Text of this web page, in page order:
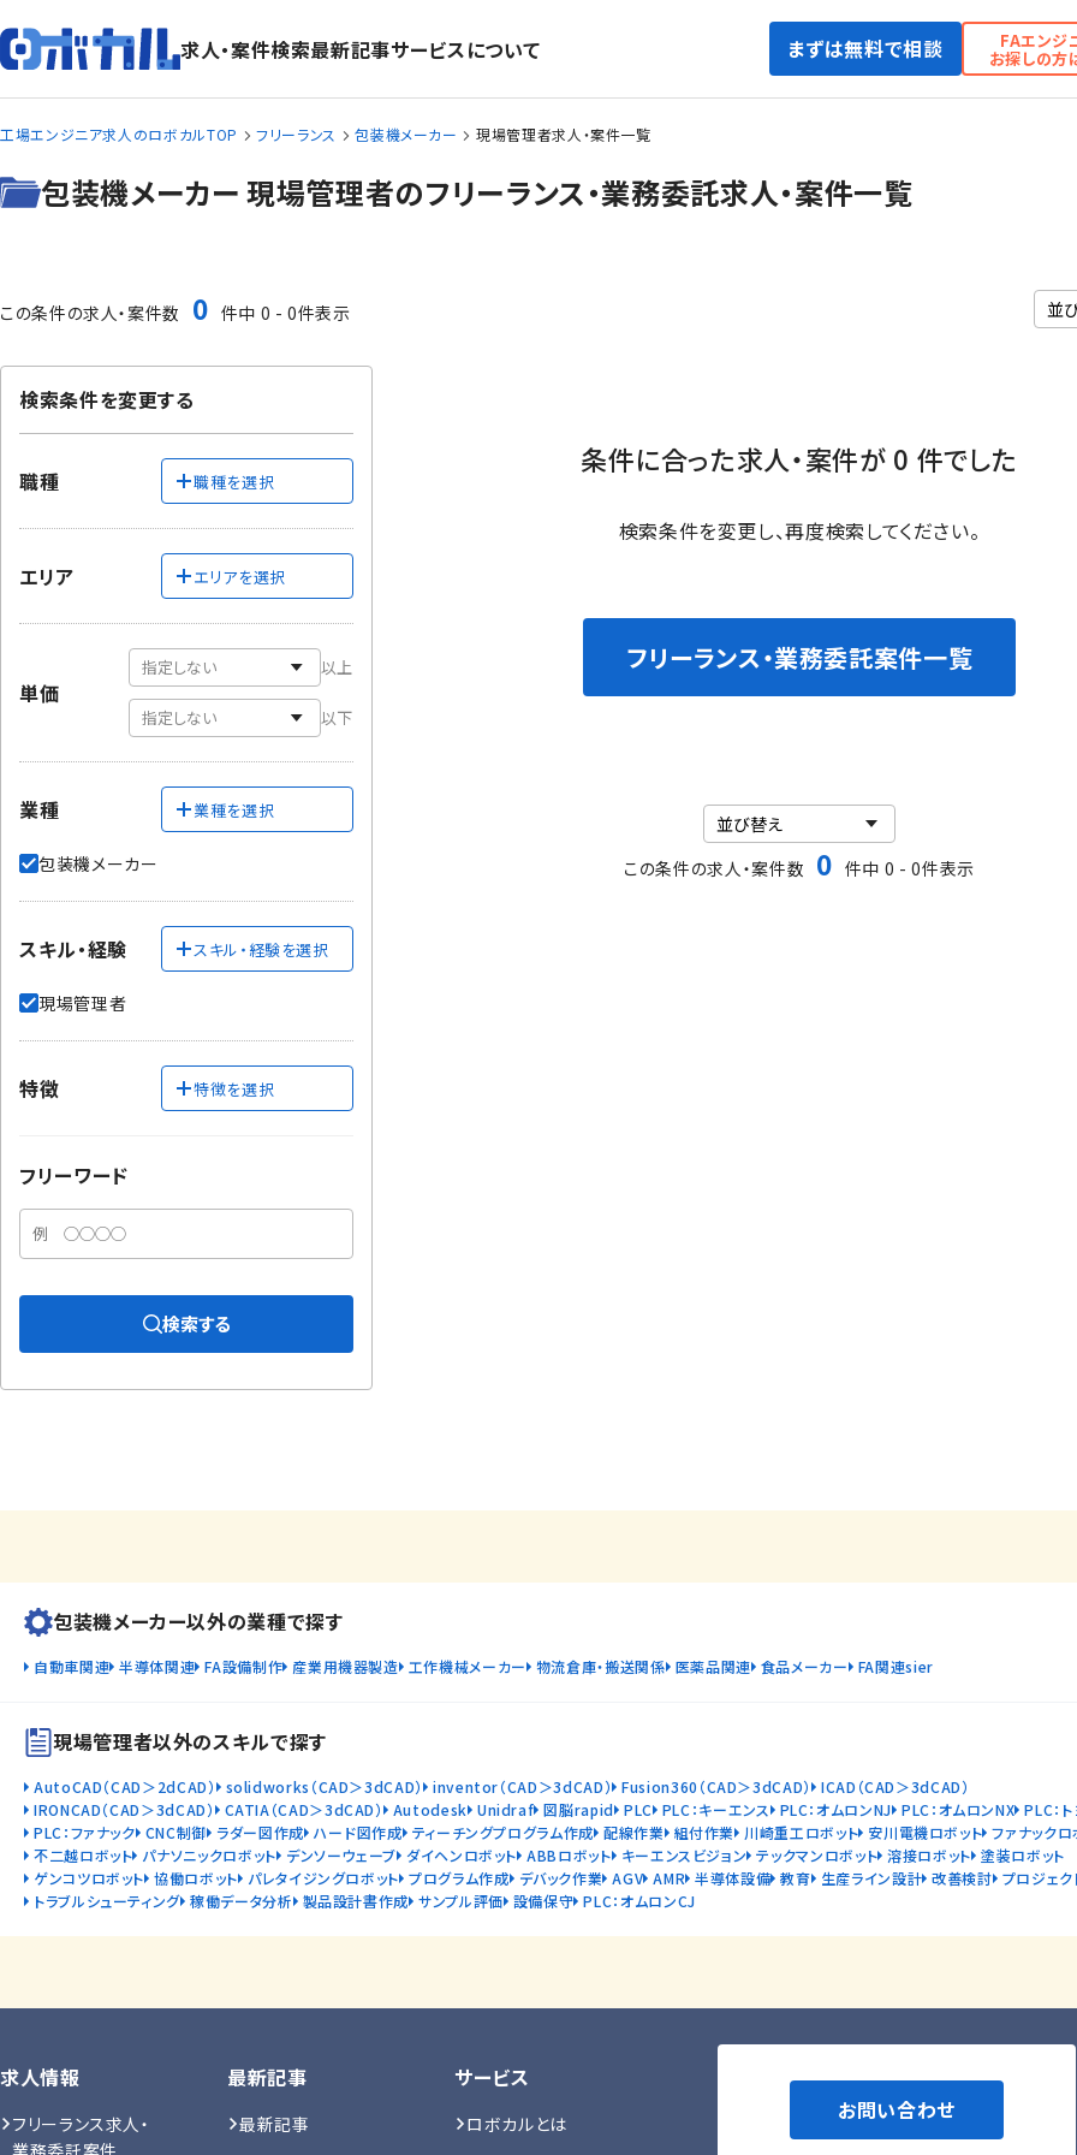
求人・案件検索最新記事サービスについて まずは無料で相談 FAエンジ
お探しの方
工場エンジニア求人のロボカルTOP フリーランス 包装機メーカー 現場管理者求人・案件一覧
包装機メーカー 現場管理者のフリーランス・業務委託求人・案件一覧
この条件の求人・案件数 0 件中 0 - 0件表示
条件に合った求人・案件が 0 件でした
検索条件を変更し、再度検索してください。
フリーランス・業務委託案件一覧
この条件の求人・案件数 0 件中 0 - 0件表示
検索条件を変更する
職種 職種を選択
エリア エリアを選択
単価
以上
以下
業種 業種を選択
包装機メーカー
スキル・経験 スキル・経験を選択
現場管理者
特徴 特徴を選択
フリーワード
検索する
包装機メーカー以外の業種で探す
自動車関連 半導体関連 FA設備制作 産業用機器製造 工作機械メーカー 物流倉庫・搬送関係 医薬品関連 食品メーカー FA関連sier
現場管理者以外のスキルで探す
AutoCAD（CAD＞2dCAD） solidworks（CAD＞3dCAD） inventor（CAD＞3dCAD） Fusion360（CAD＞3dCAD）
ICAD（CAD＞3dCAD）
IRONCAD（CAD＞3dCAD）
CATIA（CAD＞3dCAD） Autodesk Unidraf 図脳rapid PLC PLC：キーエンス PLC：オムロンNJ PLC：オムロンNX PLC：
PLC：ファナック CNC制御 ラダー図作成 ハード図作成 ティーチングプログラム作成 配線作業 組付作業 川崎重工ロボット 安川電機ロボット ファナックロ
不二越ロボット パナソニックロボット デンソーウェーブ ダイヘンロボット ABBロボット キーエンスビジョン テックマンロボット 溶接ロボット 塗装ロボット
ゲンコツロボット 協働ロボット パレタイジングロボット プログラム作成 デバック作業 AGV AMR 半導体設備 教育 生産ライン設計 改善検討 プロジェク
トラブルシューティング 稼働データ分析 製品設計書作成 サンプル評価 設備保守 PLC：オムロンCJ
求人情報
フリーランス求人・
業務委託案件
最新記事
最新記事
サービス
ロボカルとは お問い合わせ